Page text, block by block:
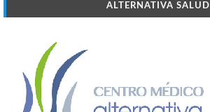
ALTERNATIVA SALUD